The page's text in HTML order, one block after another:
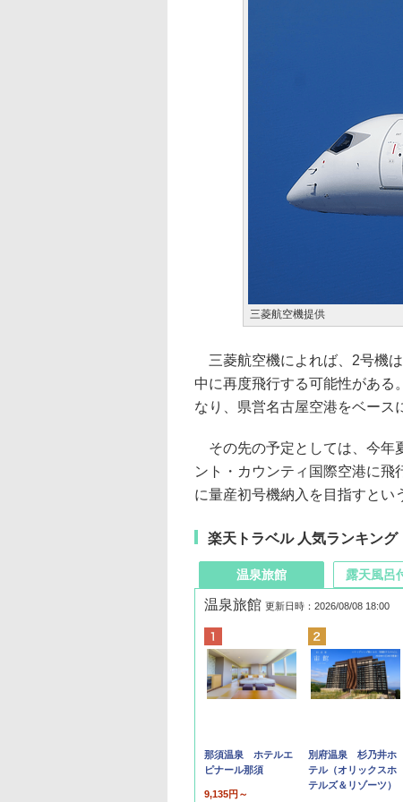
三菱航空機提供
三菱航空機によれば、2号機
中に再度飛行する可能性がある
なり、県営名古屋空港をベース
その先の予定としては、今年
ント・カウンティ国際空港に
に量産初号機納入を目指すとい
楽天トラベル 人気ランキング
温泉旅館
温泉旅館 更新日時：2026/08/08 18:00
那須温泉 ホテルエ
ピナール那須
9,135円～
別府温泉 杉乃井ホ
テル（オリックスホ
テルズ＆リゾーツ）
露天風呂